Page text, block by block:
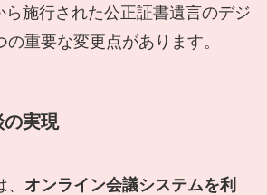
ら施行された公正証書遺言のデジ
重要な変更点があります。
の実現
オンライン会議システムを利